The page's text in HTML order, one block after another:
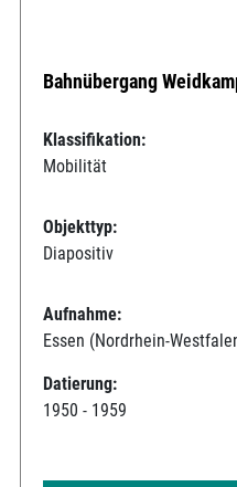
Bahnübergang
Klassifikation:
Mobilität
Objekttyp:
Diapositiv
Aufnahme:
Essen (Nordrhein-
Datierung:
1950 - 1959